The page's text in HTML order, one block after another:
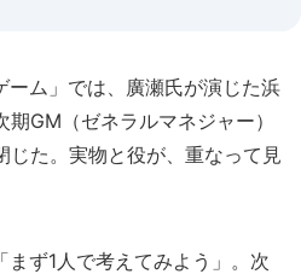
ム」では、廣瀬氏が演じた浜
GM（ゼネラルマネジャー）
じた。実物と役が、重なって見
ず1人で考えてみよう」。次